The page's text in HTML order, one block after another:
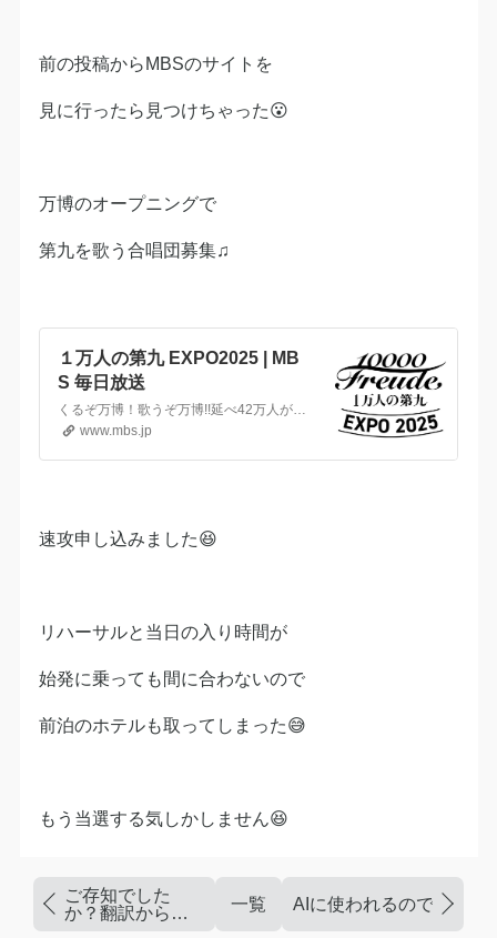
前の投稿からMBSのサイトを
見に行ったら見つけちゃった😮
万博のオープニングで
第九を歌う合唱団募集♫
１万人の第九 EXPO2025 | MB
S 毎日放送
www.mbs.jp
速攻申し込みました😆
リハーサルと当日の入り時間が
始発に乗っても間に合わないので
前泊のホテルも取ってしまった😅
もう当選する気しかしません😆
ご存知でした
か？翻訳からの
一覧 AIに使われるのではなく